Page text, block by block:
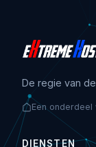
De regie van
Een onderdeel
DIENSTEN